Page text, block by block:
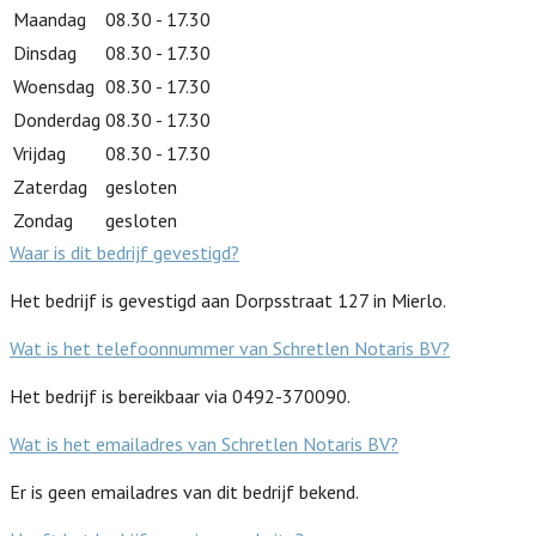
Maandag
08.30 - 17.30
Dinsdag
08.30 - 17.30
Woensdag 08.30 - 17.30
Donderdag 08.30 - 17.30
Vrijdag
08.30 - 17.30
Zaterdag
gesloten
Zondag
gesloten
Waar is dit bedrijf gevestigd?
Het bedrijf is gevestigd aan Dorpsstraat 127 in Mierlo.
Wat is het telefoonnummer van Schretlen Notaris BV?
Het bedrijf is bereikbaar via 0492-370090.
Wat is het emailadres van Schretlen Notaris BV?
Er is geen emailadres van dit bedrijf bekend.